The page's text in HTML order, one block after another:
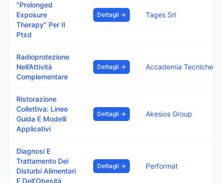
"Prolonged
Exposure
Therapy" Per Il
Ptsd
Dettagli → Tages Srl
Radioprotezione
Nell’Attività
Complementare
Dettagli →
Ristorazione
Collettiva: Linee
Guida E Modelli
Applicativi
Dettagli → Akesios Group
Diagnosi E
Trattamento Dei
Disturbi Alimentari
E Dell’Obesità
Dettagli → Performat